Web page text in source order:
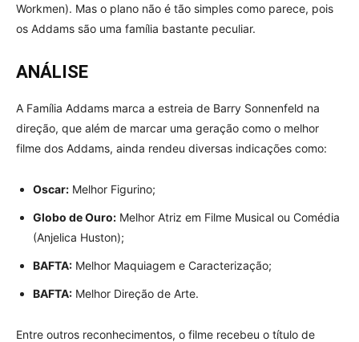
Workmen). Mas o plano não é tão simples como parece, pois
os Addams são uma família bastante peculiar.
ANÁLISE
A Família Addams marca a estreia de Barry Sonnenfeld na
direção, que além de marcar uma geração como o melhor
filme dos Addams, ainda rendeu diversas indicações como:
Oscar: Melhor Figurino;
Globo de Ouro: Melhor Atriz em Filme Musical ou Comédia
(Anjelica Huston);
BAFTA: Melhor Maquiagem e Caracterização;
BAFTA: Melhor Direção de Arte.
Entre outros reconhecimentos, o filme recebeu o título de